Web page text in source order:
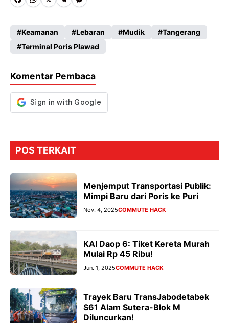
Fa
b
o
k
W
ts
A
p
X
Te
a
M
se
n
er
Keamanan Lebaran Mudik
Tangerang
Terminal Poris Plawad
Komentar Pembaca
POS TERKAIT
Menjemput Transportasi Publik:
Mimpi Baru dari Poris ke Puri
Nov. 4, 2025COMMUTE HACK
KAI Daop 6: Tiket Kereta Murah
Mulai Rp 45 Ribu!
Jun. 1, 2025COMMUTE HACK
Trayek Baru TransJabodetabek
S61 Alam Sutera-Blok M
Diluncurkan!